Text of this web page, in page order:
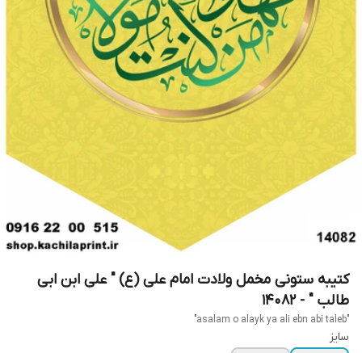
کتیبه ستونی مخمل ولادت امام علی (ع) " علی ابن ابی
طالب " - 14082
"asalam o alayk ya ali ebn abi taleb"
سایز